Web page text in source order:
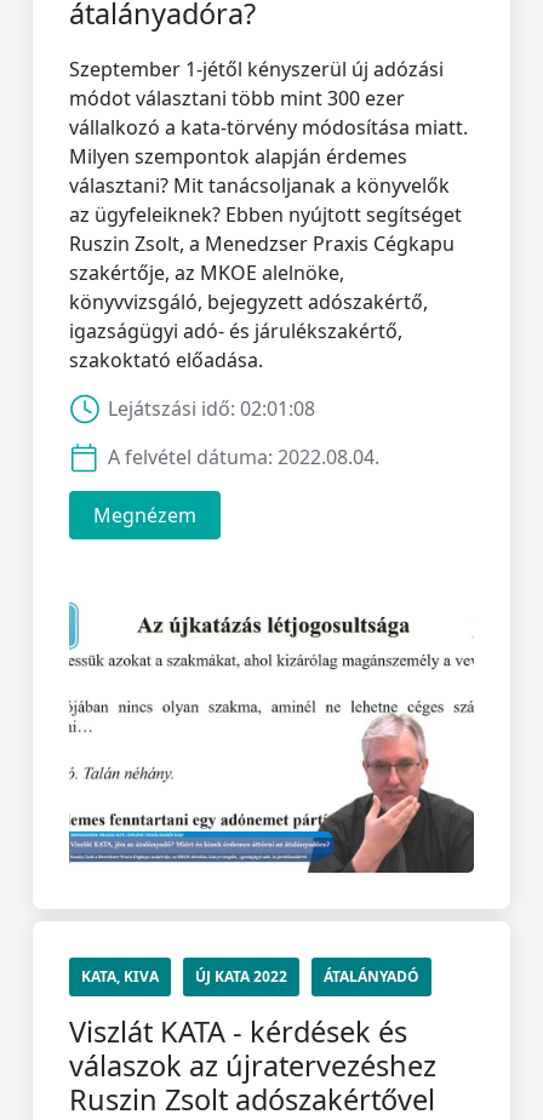
átalányadóra?
Szeptember 1-jétől kényszerül új adózási
módot választani több mint 300 ezer
vállalkozó a kata-törvény módosítása miatt.
Milyen szempontok alapján érdemes
választani? Mit tanácsoljanak a könyvelők
az ügyfeleiknek? Ebben nyújtott segítséget
Ruszin Zsolt, a Menedzser Praxis Cégkapu
szakértője, az MKOE alelnöke,
könyvvizsgáló, bejegyzett adószakértő,
igazságügyi adó- és járulékszakértő,
szakoktató előadása.
Lejátszási idő: 02:01:08
A felvétel dátuma: 2022.08.04.
Megnézem
KATA, KIVA ÚJ KATA 2022 ÁTALÁNYADÓ
Viszlát KATA - kérdések és
válaszok az újratervezéshez
Ruszin Zsolt adószakértővel